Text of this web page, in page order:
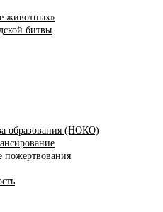
животных»
битвы
образования (НОКО)
пожертвования